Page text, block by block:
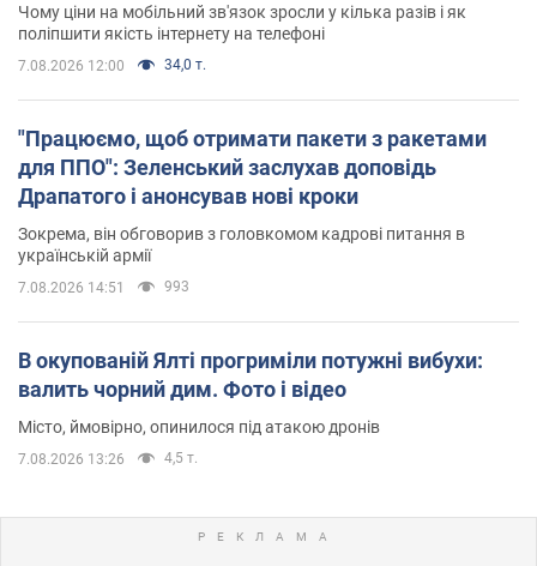
Чому ціни на мобільний зв'язок зросли у кілька разів і як
поліпшити якість інтернету на телефоні
7.08.2026 12:00 34,0 т.
"Працюємо, щоб отримати пакети з ракетами
для ППО": Зеленський заслухав доповідь
Драпатого і анонсував нові кроки
Зокрема, він обговорив з головкомом кадрові питання в
українській армії
7.08.2026 14:51 993
В окупованій Ялті прогриміли потужні вибухи:
валить чорний дим. Фото і відео
Місто, ймовірно, опинилося під атакою дронів
7.08.2026 13:26 4,5 т.